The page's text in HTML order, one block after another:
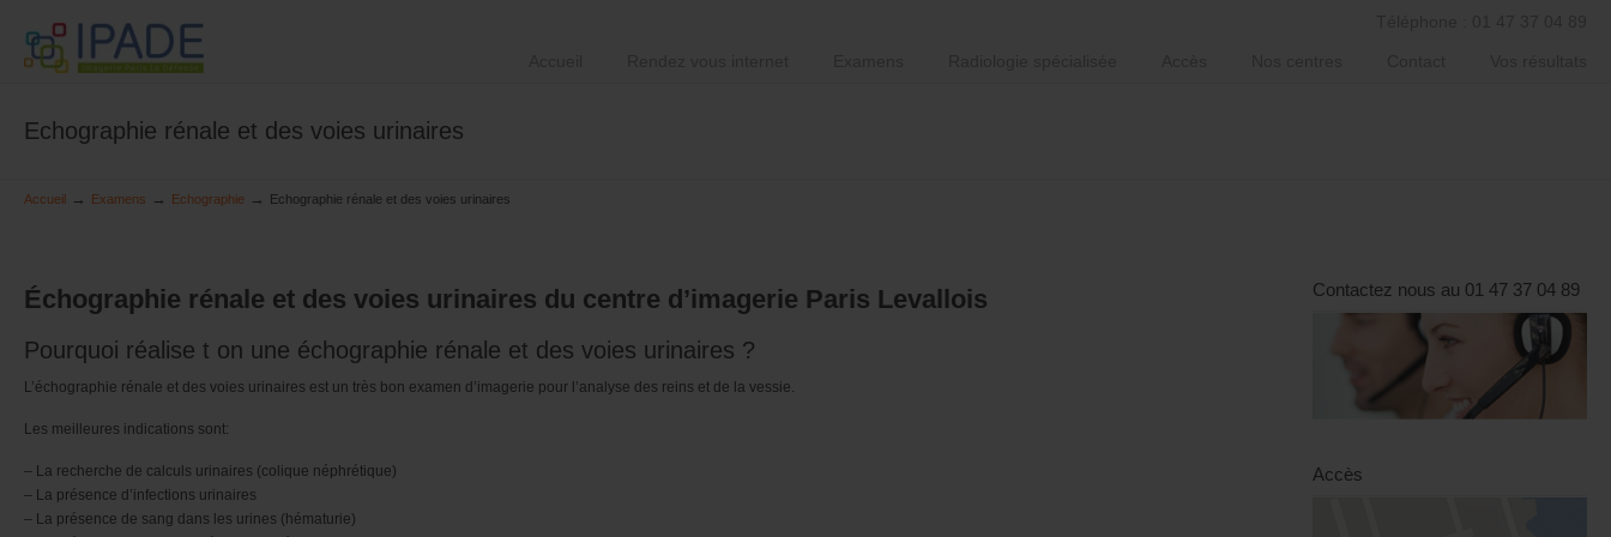
Echographie rénale et des voies urinaires
Accueil → Examens → Echographie → Echographie rénale et des voies urinaires
Échographie rénale et des voies urinaires du centre d’imagerie Paris Levallois
Pourquoi réalise t on une échographie rénale et des voies urinaires ?
L’échographie rénale et des voies urinaires est un très bon examen d’imagerie pour l’analyse des reins et de la vessie.
Les meilleures indications sont:
– La recherche de calculs urinaires (colique néphrétique)
– La présence d’infections urinaires
– La présence de sang dans les urines (hématurie)
Contactez nous au 01 47 37 04 89
Accès